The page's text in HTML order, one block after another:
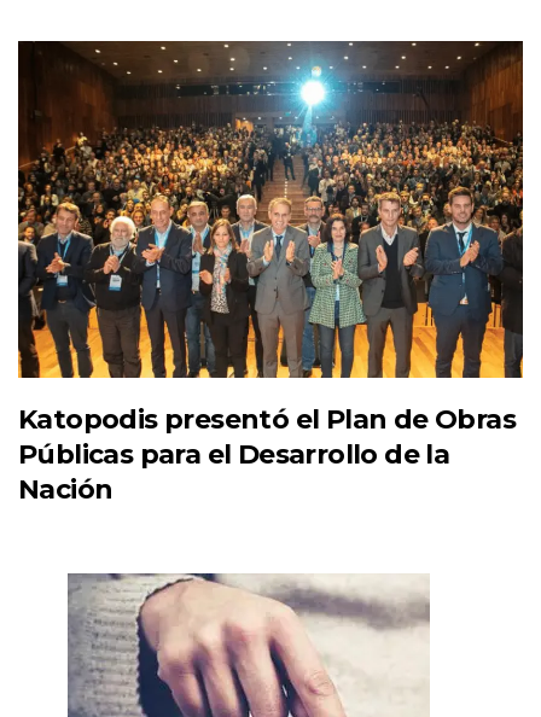
Katopodis presentó el Plan de Obras
Públicas para el Desarrollo de la
Nación